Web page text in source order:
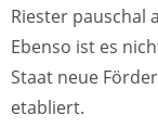
Riester pauschal
Ebenso ist es
Staat neue
etabliert.